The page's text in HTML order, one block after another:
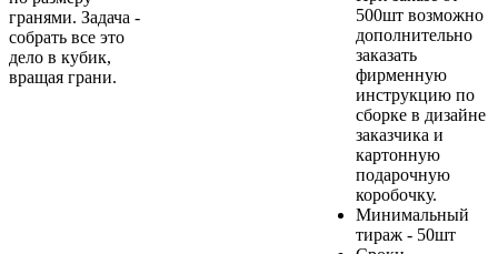
гранями. Задача -
собрать все это
дело в кубик,
вращая грани.
500шт возможно
дополнительно
заказать
фирменную
инструкцию по
сборке в дизайне
заказчика и
картонную
подарочную
коробочку.
Минимальный
тираж - 50шт